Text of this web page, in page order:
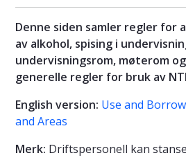
Denne siden samler regler for
av alkohol, spising i
undervisningsrom, møterom
generelle regler for bruk av
English version: Use and
and Areas
Merk: Driftspersonell kan